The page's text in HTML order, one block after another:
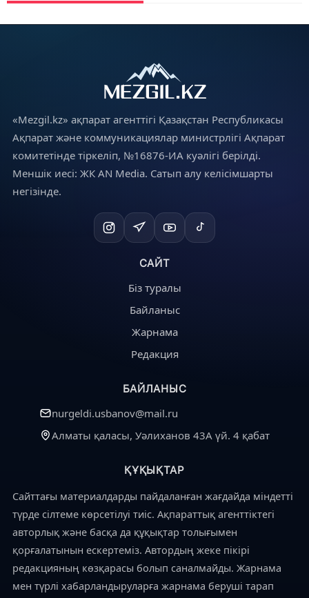
«Mezgil.kz» ақпарат агенттігі Қазақстан Республикасы
Ақпарат және коммуникациялар министрлігі Ақпарат
комитетінде тіркеліп, №16876-ИА куәлігі берілді.
Меншік иесі: ЖК AN Media. Сатып алу келісімшарты
негізінде.
САЙТ
Біз туралы
Байланыс
Жарнама
Редакция
БАЙЛАНЫС
nurgeldi.usbanov@mail.ru
Алматы қаласы, Уәлиханов 43А үй. 4 қабат
ҚҰҚЫҚТАР
Сайттағы материалдарды пайдаланған жағдайда міндетті
түрде сілтеме көрсетілуі тиіс. Ақпараттық агенттіктегі
авторлық және басқа да құқықтар толығымен
қорғалатынын ескертеміз. Автордың жеке пікірі
редакцияның көзқарасы болып саналмайды. Жарнама
мен түрлі хабарландыруларға жарнама беруші тарап